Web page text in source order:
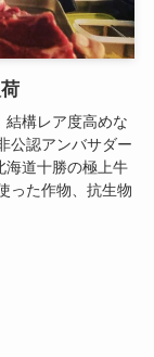
構レア度高めな
公認アンバサダー
海道十勝の極上牛
った作物、抗生物